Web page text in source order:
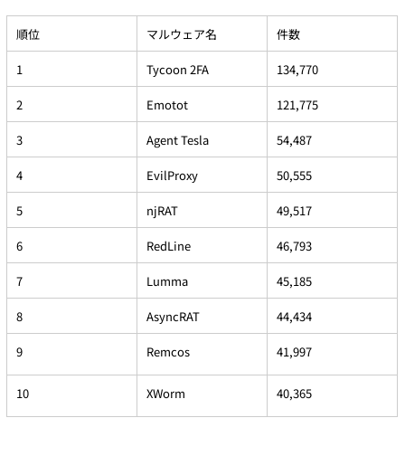
順位 マルウェア名 件数
1 Tycoon 2FA 134,770
2 Emotot 121,775
3 Agent Tesla 54,487
4 EvilProxy 50,555
5 njRAT 49,517
6 RedLine 46,793
7 Lumma 45,185
8 AsyncRAT 44,434
9 Remcos 41,997
10 XWorm 40,365